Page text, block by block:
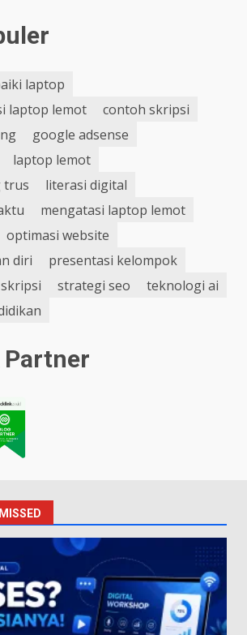
laptop
laptop lemot
contoh skripsi
google adsense
laptop lemot
trus
literasi digital
mengatasi laptop lemot
optimasi website
diri
presentasi kelompok
skripsi strategi seo
teknologi ai